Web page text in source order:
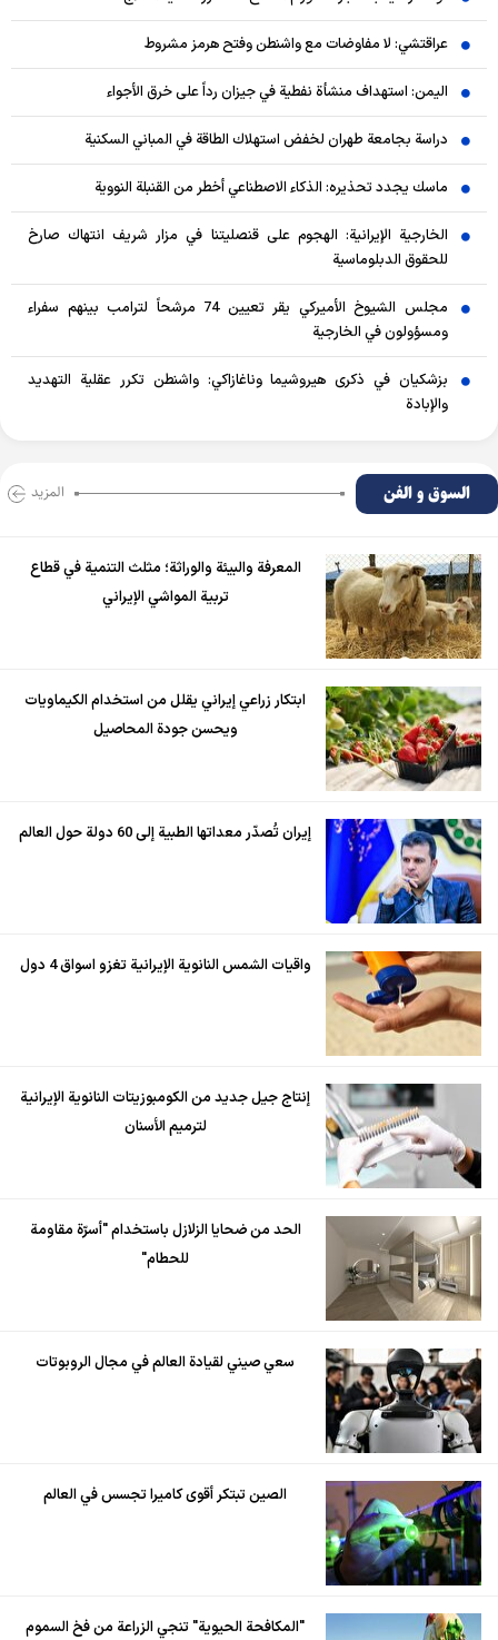
عراقتشي: لا مفاوضات مع واشنطن وفتح هرمز مشروط
اليمن: استهداف منشأة نفطية في جيزان رداً على خرق الأجواء
دراسة بجامعة طهران لخفض استهلاك الطاقة في المباني السكنية
ماسك يجدد تحذيره: الذكاء الاصطناعي أخطر من القنبلة النووية
الخارجية الإيرانية: الهجوم على قنصليتنا في مزار شريف انتهاك صارخ
للحقوق الدبلوماسية
مجلس الشيوخ الأميركي يقر تعيين 74 مرشحاً لترامب بينهم سفراء
ومسؤولون في الخارجية
بزشكيان في ذكرى هيروشيما وناغازاكي: واشنطن تكرر عقلية التهديد
والإبادة
السوق و الفن المزید
المعرفة والبيئة والوراثة؛ مثلث التنمية في قطاع
تربية المواشي الإيراني
ابتكار زراعي إيراني يقلل من استخدام الكيماويات
ويحسن جودة المحاصيل
إيران تُصدّر معداتها الطبية إلى 60 دولة حول العالم
واقيات الشمس النانوية الإيرانية تغزو اسواق 4 دول
إنتاج جيل جديد من الكومبوزيتات النانوية الإيرانية
لترميم الأسنان
الحد من ضحايا الزلازل باستخدام "أسرّة مقاومة
للحطام"
سعي صيني لقيادة العالم في مجال الروبوتات
الصين تبتكر أقوى كاميرا تجسس في العالم
"المكافحة الحيوية" تنجي الزراعة من فخ السموم